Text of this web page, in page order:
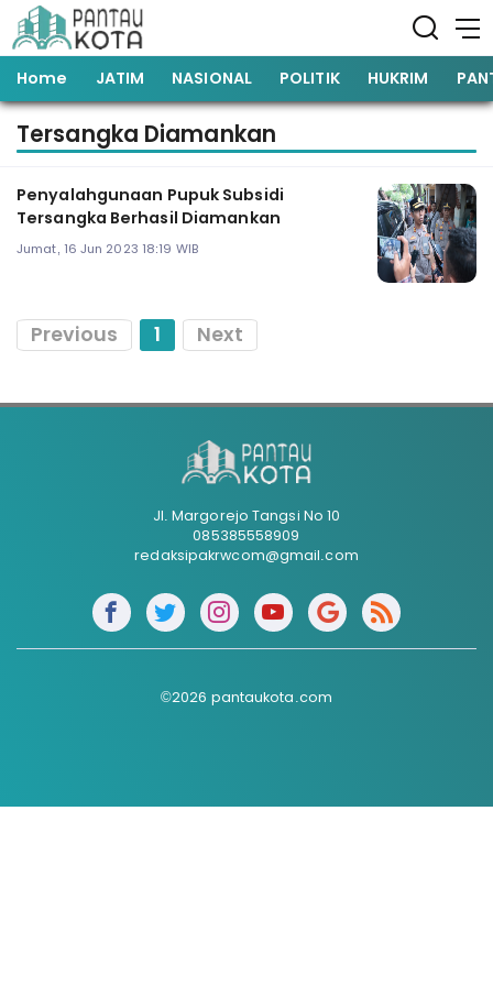
Home JATIM NASIONAL POLITIK HUKRIM
Tersangka Diamankan
Penyalahgunaan Pupuk Subsidi
Tersangka Berhasil Diamankan
Jumat, 16 Jun 2023 18:19 WIB
Previous 1 Next
Jl. Margorejo Tangsi No 10
085385558909
redaksipakrwcom@gmail.com
©2026 pantaukota.com